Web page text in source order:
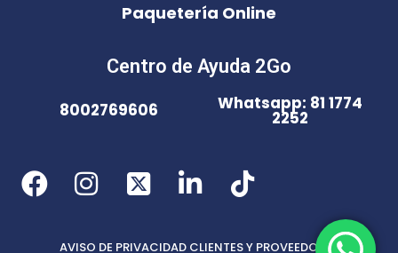
Paquetería Online
Centro de Ayuda 2Go
8002769606 Whatsapp: 81 1774
2252
AVISO DE PRIVACIDAD CLIENTES Y PROVEEDORES